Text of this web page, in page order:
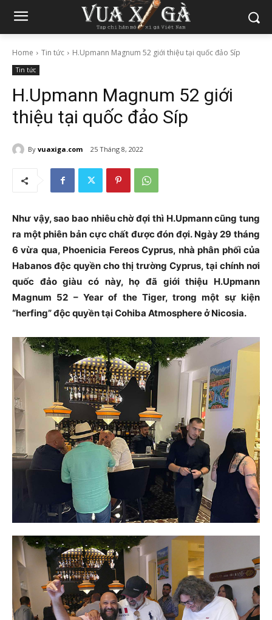
Home Tin tức H.Upmann Magnum 52 giới thiệu tại quốc đảo Síp
Tin tức
H.Upmann Magnum 52 giới
thiệu tại quốc đảo Síp
By vuaxiga.com 25 Tháng 8, 2022
Như vậy, sao bao nhiêu chờ đợi thì H.Upmann cũng tung
ra một phiên bản cực chất được đón đợi. Ngày 29 tháng
6 vừa qua, Phoenicia Fereos Cyprus, nhà phân phối của
Habanos độc quyền cho thị trường Cyprus, tại chính nơi
quốc đảo giàu có này, họ đã giới thiệu H.Upmann
Magnum 52 – Year of the Tiger, trong một sự kiện
“herfing” độc quyền tại Cohiba Atmosphere ở Nicosia.